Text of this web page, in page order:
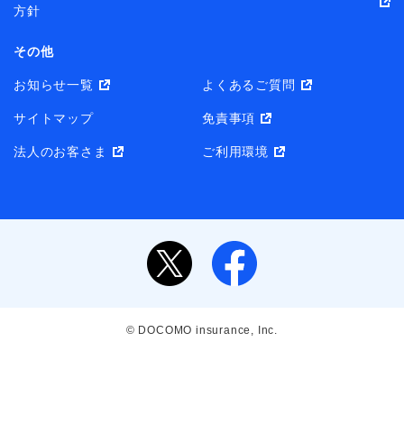
方針
その他
お知らせ一覧 よくあるご質問
サイトマップ 免責事項
法人のお客さま ご利用環境
© DOCOMO insurance, Inc.